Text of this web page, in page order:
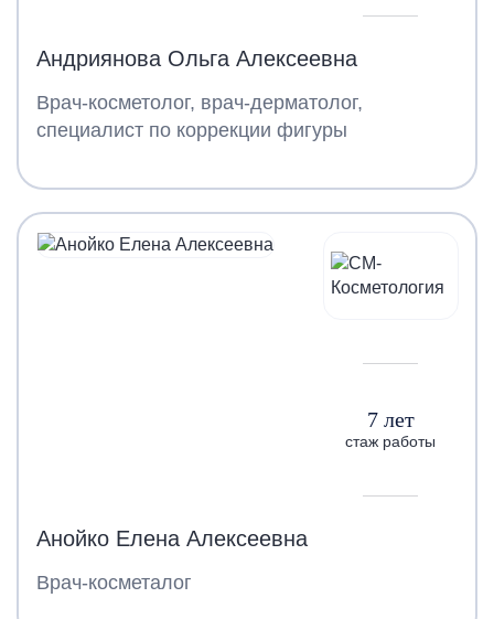
Андриянова Ольга Алексеевна
Врач-косметолог, врач-дерматолог,
специалист по коррекции фигуры
7 лет
стаж работы
Анойко Елена Алексеевна
Врач-косметалог